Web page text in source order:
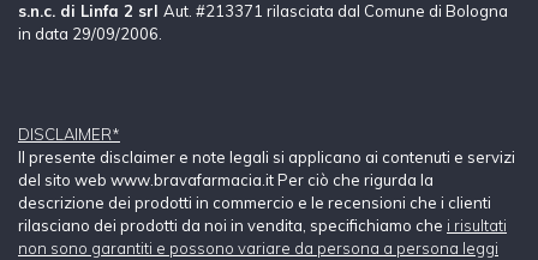
s.n.c. di Linfa 2 srl Aut. #213371 rilasciata dal Comune di Bologna
in data 29/09/2006.
DISCLAIMER*
Il presente disclaimer e note legali si applicano ai contenuti e servizi
del sito web www.bravafarmacia.it Per ciò che rigurda la
descrizione dei prodotti in commercio e le recensioni che i clienti
rilasciano dei prodotti da noi in vendita, specifichiamo che i risultati
non sono garantiti e possono variare da persona a persona leggi